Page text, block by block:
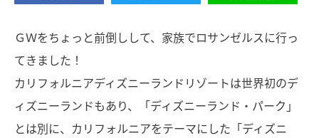
ＧＷをちょっと前倒しして、家族でロサンゼルスに行っ
てきました！
カリフォルニアディズニーランドリゾートは世界初のデ
ィズニーランドもあり、「ディズニーランド・パーク」
とは別に、カリフォルニアをテーマにした「ディズニ